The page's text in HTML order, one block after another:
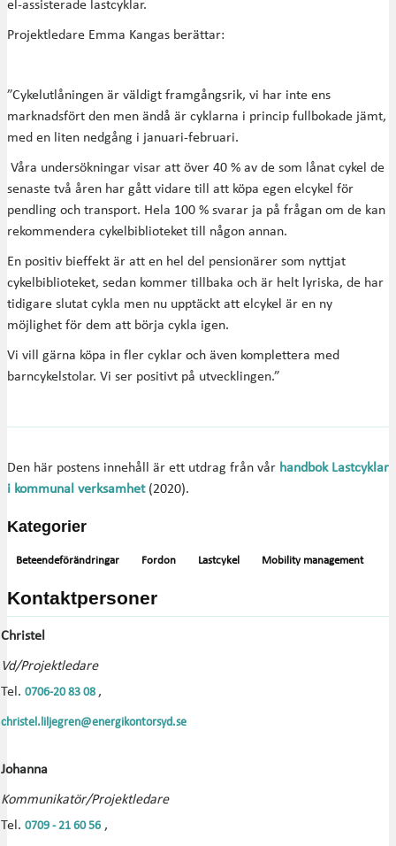
el-assisterade lastcyklar.
Projektledare Emma Kangas berättar:
”Cykelutlåningen är väldigt framgångsrik, vi har inte ens
marknadsfört den men ändå är cyklarna i princip fullbokade jämt,
med en liten nedgång i januari-februari.
Våra undersökningar visar att över 40 % av de som lånat cykel de
senaste två åren har gått vidare till att köpa egen elcykel för
pendling och transport. Hela 100 % svarar ja på frågan om de kan
rekommendera cykelbiblioteket till någon annan.
En positiv bieffekt är att en hel del pensionärer som nyttjat
cykelbiblioteket, sedan kommer tillbaka och är helt lyriska, de har
tidigare slutat cykla men nu upptäckt att elcykel är en ny
möjlighet för dem att börja cykla igen.
Vi vill gärna köpa in fler cyklar och även komplettera med
barncykelstolar. Vi ser positivt på utvecklingen.”
Den här postens innehåll är ett utdrag från vår handbok Lastcyklar
i kommunal verksamhet(2020).
Kategorier
Beteendeförändringar Fordon Lastcykel Mobility management
Kontaktpersoner
Christel
Vd/Projektledare
Tel. 0706-20 83 08 ,
christel.liljegren@energikontorsyd.se
Johanna
Kommunikatör/Projektledare
Tel. 0709 - 21 60 56 ,